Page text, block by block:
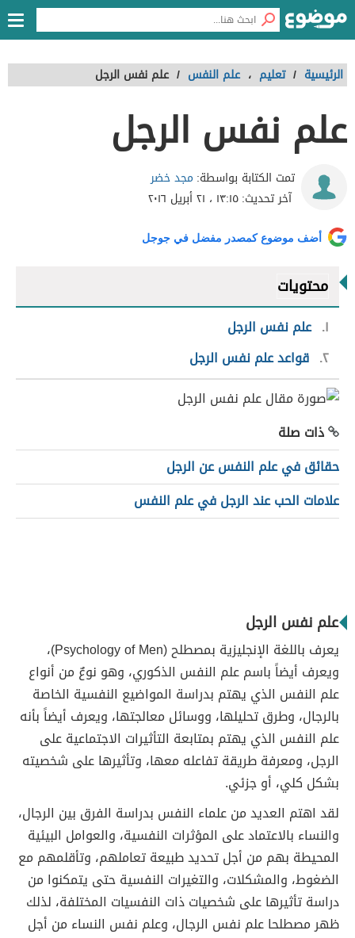
الرئيسية / تعليم ، علم النفس / علم نفس الرجل
علم نفس الرجل
تمت الكتابة بواسطة: مجد خضر
آخر تحديث:١٣:١٥ ، ٢١ أبريل ٢٠١٦
أضف موضوع كمصدر مفضل في جوجل
محتويات
١ علم نفس الرجل
٢ قواعد علم نفس الرجل
ذات صلة
حقائق في علم النفس عن الرجل
علامات الحب عند الرجل في علم النفس
علم نفس الرجل
يعرف باللغة الإنجليزية بمصطلح (Psychology of Men)،
ويعرف أيضاً باسم علم النفس الذكوري، وهو نوعٌ من أنواع
علم النفس الذي يهتم بدراسة المواضيع النفسية الخاصة
بالرجال، وطرق تحليلها، ووسائل معالجتها، ويعرف أيضاً بأنه
علم النفس الذي يهتم بمتابعة التأثيرات الاجتماعية على
الرجل، ومعرفة طريقة تفاعله معها، وتأثيرها على شخصيته
بشكل كلي، أو جزئي.
لقد اهتم العديد من علماء النفس بدراسة الفرق بين الرجال،
والنساء بالاعتماد على المؤثرات النفسية، والعوامل البيئية
المحيطة بهم من أجل تحديد طبيعة تعاملهم، وتأقلمهم مع
الضغوط، والمشكلات، والتغيرات النفسية حتى يتمكنوا من
دراسة تأثيرها على شخصيات ذات النفسيات المختلفة، لذلك
ظهر مصطلحا علم نفس الرجال، وعلم نفس النساء من أجل